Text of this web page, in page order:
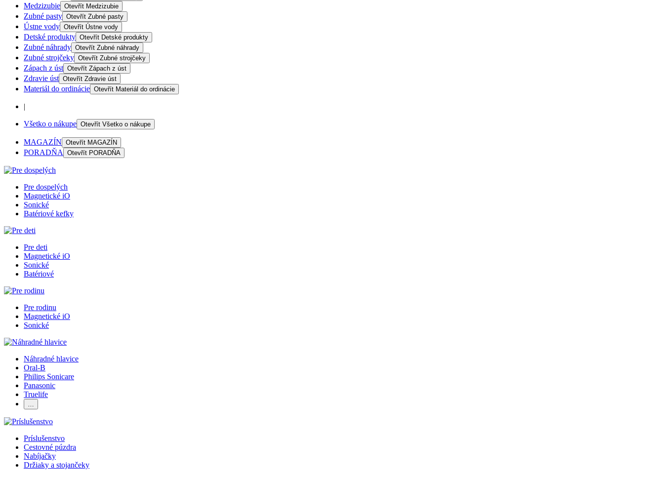
Medzizubie Otevřít Medzizubie
Zubné pasty Otevřít Zubné pasty
Ústne vody Otevřít Ústne vody
Detské produkty Otevřít Detské produkty
Zubné náhrady Otevřít Zubné náhrady
Zubné strojčeky Otevřít Zubné strojčeky
Zápach z úst Otevřít Zápach z úst
Zdravie úst Otevřít Zdravie úst
Materiál do ordinácie Otevřít Materiál do ordinácie
|
Všetko o nákupe Otevřít Všetko o nákupe
MAGAZÍN Otevřít MAGAZÍN
PORADŇA Otevřít PORADŇA
Pre dospelých
Magnetické iO
Sonické
Batériové kefky
Pre deti
Magnetické iO
Sonické
Batériové
Pre rodinu
Magnetické iO
Sonické
Náhradné hlavice
Oral-B
Philips Sonicare
Panasonic
Truelife
…
Príslušenstvo
Cestovné púzdra
Nabíjačky
Držiaky a stojančeky